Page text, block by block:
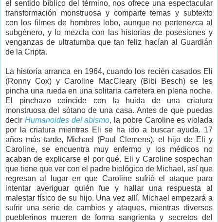
el sentido bíblico del término, nos ofrece una espectacular
transformación monstruosa y comparte temas y subtexto
con los filmes de hombres lobo, aunque no pertenezca al
subgénero, y lo mezcla con las historias de posesiones y
venganzas de ultratumba que tan feliz hacían al Guardián
de la Cripta.
La historia arranca en 1964, cuando los recién casados Eli
(Ronny Cox) y Caroline MacCleary (Bibi Besch) se les
pincha una rueda en una solitaria carretera en plena noche.
El pinchazo coincide con la huida de una criatura
monstruosa del sótano de una casa. Antes de que puedas
decir Humanoides del abismo, la pobre Caroline es violada
por la criatura mientras Eli se ha ido a buscar ayuda. 17
años más tarde, Michael (Paul Clemens), el hijo de Eli y
Caroline, se encuentra muy enfermo y los médicos no
acaban de explicarse el por qué. Eli y Caroline sospechan
que tiene que ver con el padre biológico de Michael, así que
regresan al lugar en que Caroline sufrió el ataque para
intentar averiguar quién fue y hallar una respuesta al
malestar físico de su hijo. Una vez allí, Michael empezará a
sufrir una serie de cambios y ataques, mientras diversos
pueblerinos mueren de forma sangrienta y secretos del